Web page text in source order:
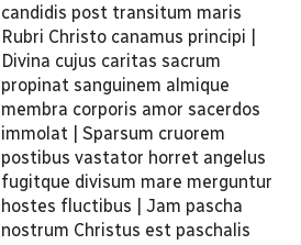
candidis post transitum maris
Rubri Christo canamus principi |
Divina cujus caritas sacrum
propinat sanguinem almique
membra corporis amor sacerdos
immolat | Sparsum cruorem
postibus vastator horret angelus
fugitque divisum mare merguntur
hostes fluctibus | Jam pascha
nostrum Christus est paschalis